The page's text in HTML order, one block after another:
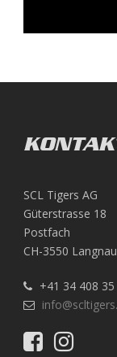
SCL Tigers AG
Güterstrasse 18
Postfach
CH-3550 Langnau
+41 34 408 35